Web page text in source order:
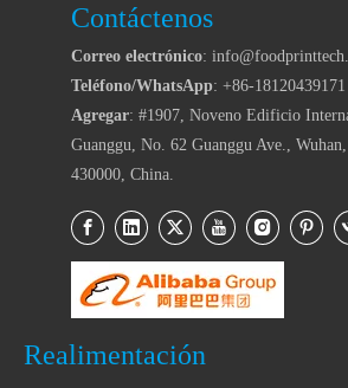
Contáctenos
Correo electrónico:
Teléfono/WhatsApp: +86-18120439171
Agregar: #1907, Noveno Edificio
Guanggu, No. 62 Guanggu Ave.,
430000, China.
Realimentación